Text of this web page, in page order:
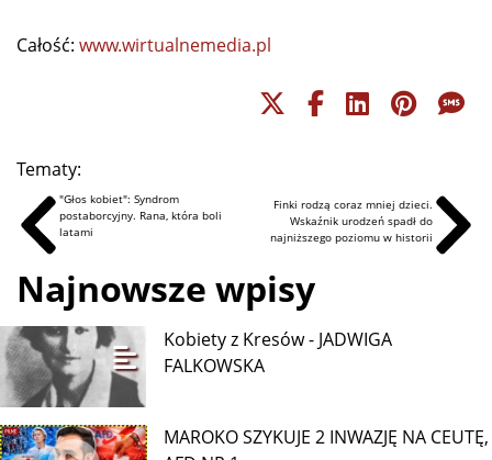
Całość: www.wirtualnemedia.pl
Tematy:
"Głos kobiet": Syndrom
postaborcyjny. Rana, która boli
latami
Finki rodzą coraz mniej dzieci.
Wskaźnik urodzeń spadł do
najniższego poziomu w historii
Najnowsze wpisy
Kobiety z Kresów - JADWIGA
FALKOWSKA
MAROKO SZYKUJE 2 INWAZJĘ NA CEUTĘ,